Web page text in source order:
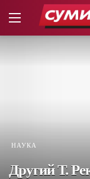
НАУКА
Другий Т.